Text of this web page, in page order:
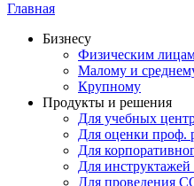
Главная
Бизнесу
Физическим
Малому и
Крупному
Продукты и решения
Для учебных
Для оценки проф.
Для
Для
Для проведения